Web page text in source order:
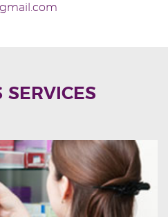
SERVICES